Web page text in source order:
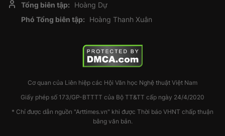
Tổng biên tập:
Hoàng Dự
Phó Tổng biên tập:
Hoàng Thanh Xuân
Cơ quan của Liên hiệp các Hội Văn học Nghệ thuật Việt Nam
Giấy phép số 173/GP-BTTTT của Bộ TT&TT cấp ngày 24/4/2020
* Chỉ được dẫn nguồn "Arttimes.vn" khi được Thời báo VHNT chấp thuận
bằng văn bản.